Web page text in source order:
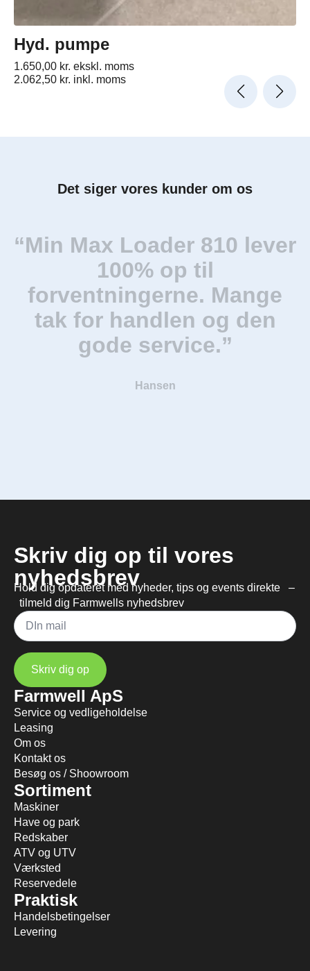
Hyd. pumpe
1.650,00 kr. ekskl. moms
2.062,50 kr. inkl. moms
Det siger vores kunder om os
“Min Max Loader 810 lever
100% op til
forventningerne. Mange
tak for handlen og den
gode service.”
Hansen
Skriv dig op til vores
nyhedsbrev
Hold dig opdateret med nyheder, tips og events direkte –
tilmeld dig Farmwells nyhedsbrev
Mail
Skriv dig op
Farmwell ApS
Service og vedligeholdelse
Leasing
Om os
Kontakt os
Besøg os / Shoowroom
Sortiment
Maskiner
Have og park
Redskaber
ATV og UTV
Værksted
Reservedele
Praktisk
Handelsbetingelser
Levering